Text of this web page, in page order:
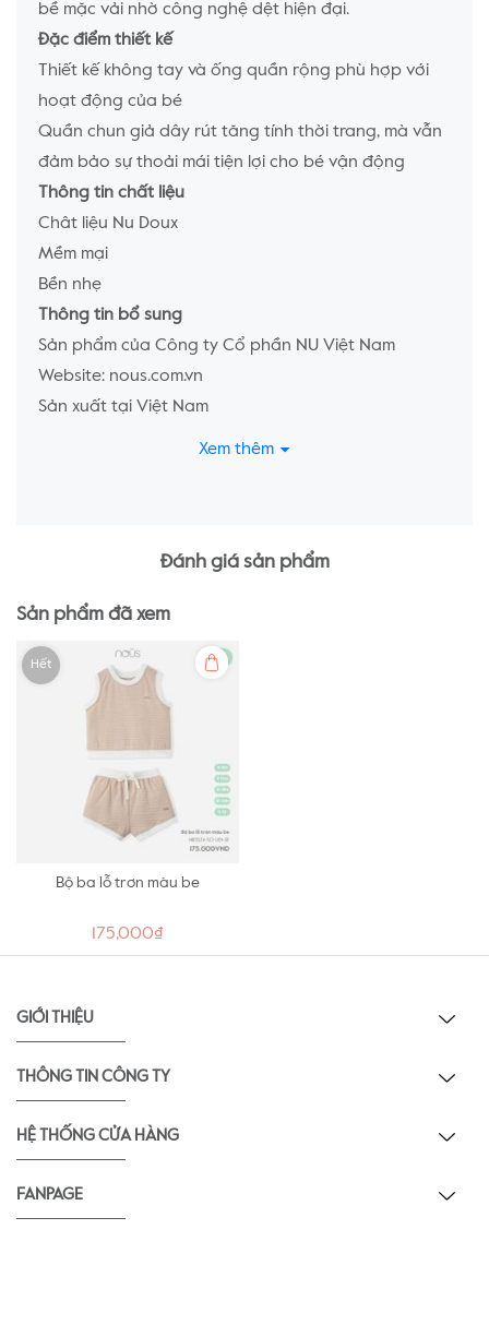
bề mặc vải nhờ công nghệ dệt hiện đại.
Đặc điểm thiết kế
Thiết kế không tay và ống quần rộng phù hợp với
hoạt động của bé
Quần chun giả dây rút tăng tính thời trang, mà vẫn
đảm bảo sự thoải mái tiện lợi cho bé vận động
Thông tin chất liệu
Chât liệu Nu Doux
Mềm mại
Bền nhẹ
Thông tin bổ sung
Sản phẩm của Công ty Cổ phần NU Việt Nam
Website: nous.com.vn
Sản xuất tại Việt Nam
Xem thêm
Đánh giá sản phẩm
Sản phẩm đã xem
Hết
Bộ ba lỗ trơn màu be
175,000₫
GIỚI THIỆU
THÔNG TIN CÔNG TY
HỆ THỐNG CỬA HÀNG
FANPAGE